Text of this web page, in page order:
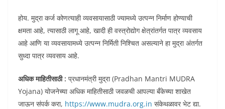
होय. मुद्रा कर्ज कोणत्याही व्यवसायासाठी ज्यामध्ये उत्पन्न निर्माण होण्याची
क्षमता आहे, त्यासाठी लागू आहे, खादी ही वस्त्रोद्योग क्षेत्रांतर्गत पात्र व्यवसाय
आहे आणि या व्यवसायामध्ये उत्पन्न निर्मिती निश्चित असल्याने हा मुद्रा अंतर्गत
सुध्दा पात्र व्यवसाय आहे.
अधिक माहितीसाठी : प्रधानमंत्री मुद्रा (Pradhan Mantri MUDRA
Yojana) योजनेच्या अधिक माहितीसाठी जवळची आपल्या बँकेच्या शाखेत
जाऊन संपर्क करा, https://www.mudra.org.in संकेथळावर भेट द्या.